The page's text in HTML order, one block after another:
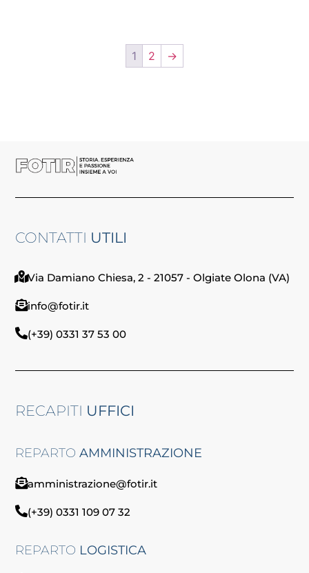
1 2 →
CONTATTI UTILI
Via Damiano Chiesa, 2 - 21057 - Olgiate Olona (VA)
info@fotir.it
(+39) 0331 37 53 00
RECAPITI UFFICI
REPARTOAMMINISTRAZIONE
amministrazione@fotir.it
(+39) 0331 109 07 32
REPARTO LOGISTICA